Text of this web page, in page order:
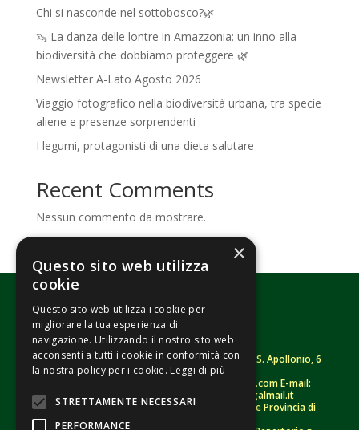
Chi si nasconde nel sottobosco?🌿
🦦 La danza delle lontre in Amazzonia: un inno alla
biodiversità che dobbiamo proteggere 🌿
Newsletter A-Lato Agosto 2026
Viaggio fotografico nella biodiversità urbana, tra specie
aliene e presenze sorprendenti
I legumi, protagonisti di una dieta salutare
Recent Comments
Nessun commento da mostrare.
Fondazione Senza Frontiere – ETS |Strada S. Apollonio, 6
– 46042 Castel Goffredo (MN)
– Sito: www.senzafrontiere.com E-mail:
tenuapol@gmail.com– Pec:tenuapol@legalmail.it
C. F. 90008460207 – Registro persone giuridiche Provincia di
Mantova n. 243 (sospeso)
×
Questo sito web utilizza
cookie
Questo sito web utilizza i cookie per
migliorare la tua esperienza di
navigazione. Utilizzando il nostro sito web
acconsenti a tutti i cookie in conformità con
la nostra policy per i cookie. Leggi di più
STRETTAMENTE NECESSARI
PERFORMANCE